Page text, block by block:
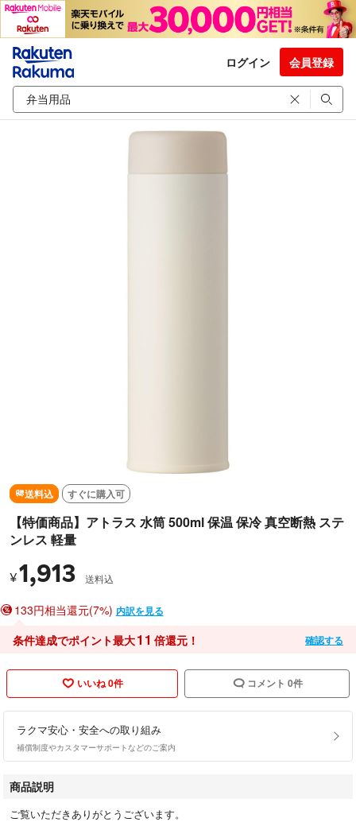
ログイン 会員登録
送料込 すぐに購入可
【特価商品】アトラス 水筒 500ml 保温 保冷 真空断熱 ステ
ンレス 軽量
¥1,913 送料込
133円相当還元(7%) 内訳を見る
条件達成でポイント最大11 倍還元！ 確認する
いいね 0件 コメント 0件
ラクマ安心・安全への取り組み
補償制度やカスタマーサポートなどのご案内
商品説明
ご覧いただきありがとうございます。